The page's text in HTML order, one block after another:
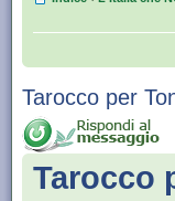
Tarocco per
Tarocco